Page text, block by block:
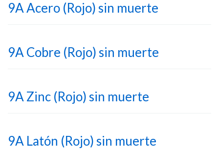
9A Acero (Rojo) sin muerte
9A Cobre (Rojo) sin muerte
9A Zinc (Rojo) sin muerte
9A Latón (Rojo) sin muerte